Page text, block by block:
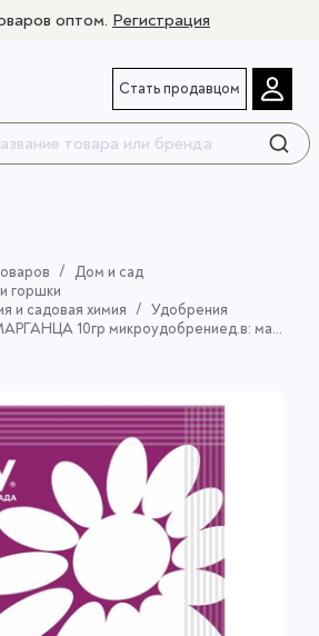
оптом. Регистрация
Стать продавцом
Дом и сад
горшки
и садовая химия
Удобрения
марганец сернокислыйсрок годности: не ограничен